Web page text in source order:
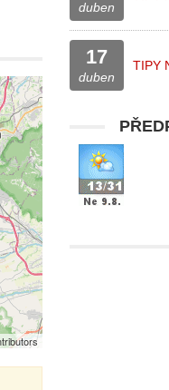
duben
17
duben
TIPY